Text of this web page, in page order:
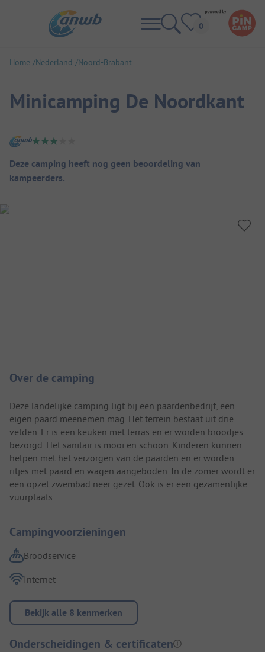
Home Nederland Noord-Brabant
Minicamping De Noordkant
Camping overzicht
Deze camping heeft nog geen beoordeling van
kampeerders.
Over de camping
Deze landelijke camping ligt bij een paardenbedrijf, een
eigen paard meenemen mag. Het terrein bestaat uit drie
velden. Er is een keuken met terras en er worden broodjes
bezorgd. Het sanitair is mooi en schoon. Kinderen kunnen
helpen met het verzorgen van de paarden en er worden
ritjes met paard en wagen aangeboden. In de zomer wordt er
een opzet zwembad neer gezet. Ook is er een gezamenlijke
vuurplaats.
Campingvoorzieningen
Broodservice
Internet
Bekijk alle 8 kenmerken
Onderscheidingen & certificaten